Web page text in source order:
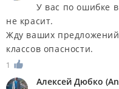
У вас по ошибке
не красит.
Жду ваших
классов опасности.
1
Алексей Дюбко (